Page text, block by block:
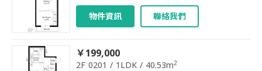
物件資訊 聯絡我們
￥199,000
2F 0201 / 1LDK / 40.53m2